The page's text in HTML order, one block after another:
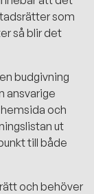
som
så blir det
budgivning
ansvarige
och
ut
till både
och behöver